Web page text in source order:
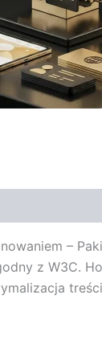
–
z W3C.